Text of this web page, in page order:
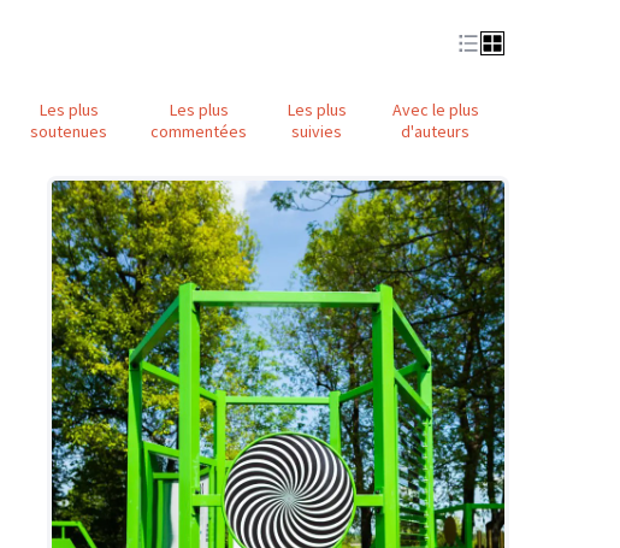
Les plus
soutenues
Les plus
commentées
Les plus
suivies
Avec le plus
d'auteurs